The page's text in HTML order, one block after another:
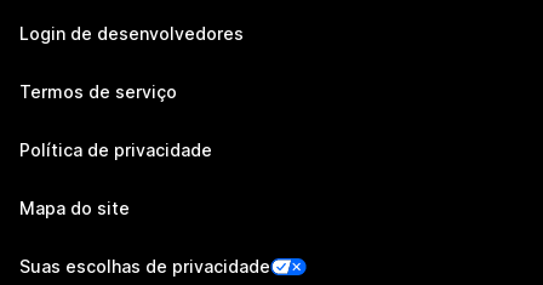
Login de desenvolvedores
Termos de serviço
Política de privacidade
Mapa do site
Suas escolhas de privacidade